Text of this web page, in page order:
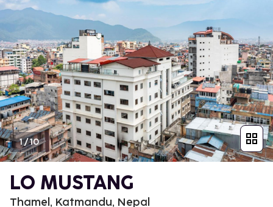
1/10
LO MUSTANG
Thamel, Katmandu, Nepal